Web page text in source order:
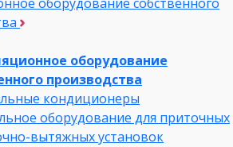
оборудование
производства
кондиционеры
оборудование для приточных
вытяжных установок